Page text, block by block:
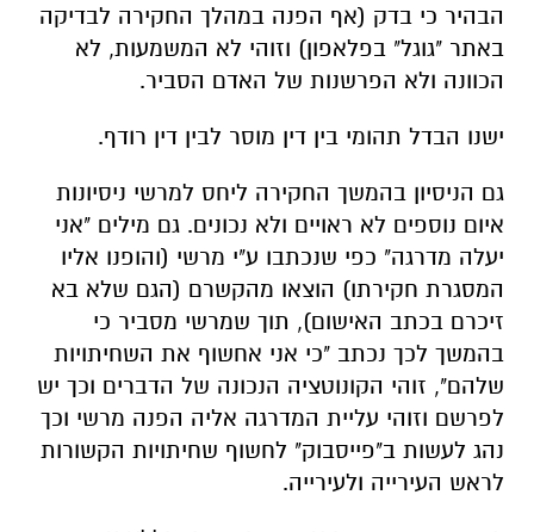
הבהיר כי בדק (אף הפנה במהלך החקירה לבדיקה
באתר "גוגל" בפלאפון) וזוהי לא המשמעות, לא
הכוונה ולא הפרשנות של האדם הסביר.
ישנו הבדל תהומי בין דין מוסר לבין דין רודף.
גם הניסיון בהמשך החקירה ליחס למרשי ניסיונות
איום נוספים לא ראויים ולא נכונים. גם מילים "אני
יעלה מדרגה" כפי שנכתבו ע"י מרשי (והופנו אליו
המסגרת חקירתו) הוצאו מהקשרם (הגם שלא בא
זיכרם בכתב האישום), תוך שמרשי מסביר כי
בהמשך לכך נכתב "כי אני אחשוף את השחיתויות
שלהם", זוהי הקונוטציה הנכונה של הדברים וכך יש
לפרשם וזוהי עליית המדרגה אליה הפנה מרשי וכך
נהג לעשות ב"פייסבוק" לחשוף שחיתויות הקשורות
לראש העירייה ולעירייה.